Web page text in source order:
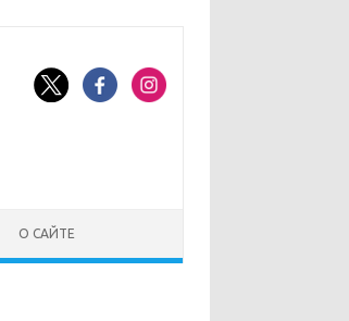
О САЙТЕ